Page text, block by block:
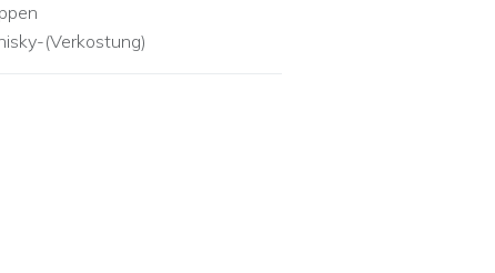
(Verkostung)